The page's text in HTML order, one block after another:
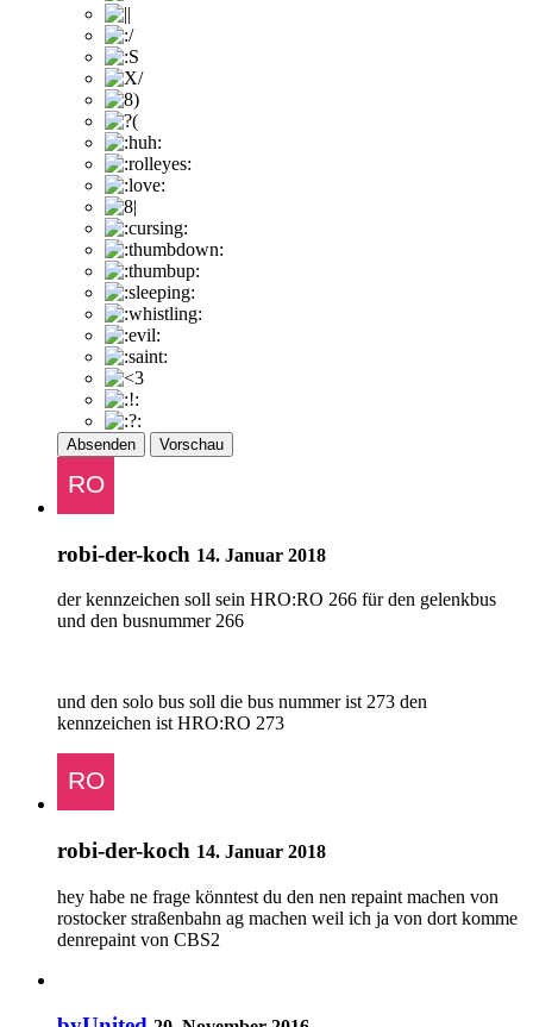
Absenden Vorschau
robi-der-koch 14. Januar 2018
der kennzeichen soll sein HRO:RO 266 für den gelenkbus
und den busnummer 266
und den solo bus soll die bus nummer ist 273 den
kennzeichen ist HRO:RO 273
robi-der-koch 14. Januar 2018
hey habe ne frage könntest du den nen repaint machen von
rostocker straßenbahn ag machen weil ich ja von dort komme
denrepaint von CBS2